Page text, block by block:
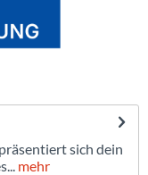
sich dein
mehr